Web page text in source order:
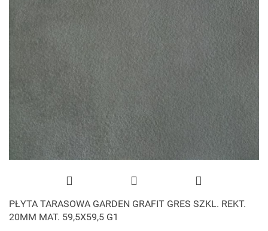
PŁYTA TARASOWA GARDEN GRAFIT GRES SZKL. REKT.
20MM MAT. 59,5X59,5 G1